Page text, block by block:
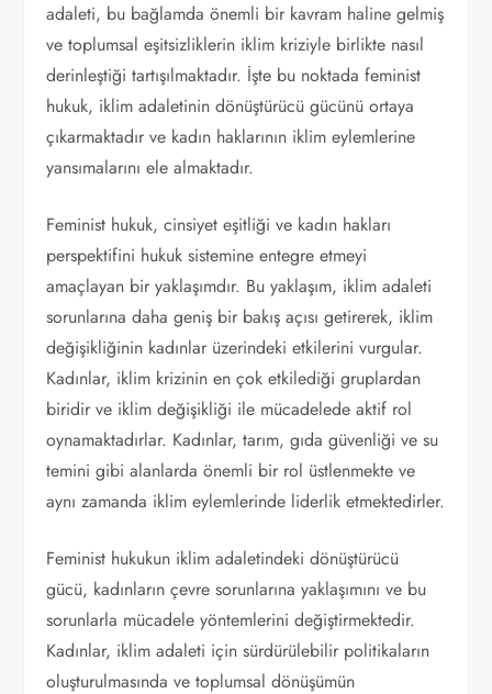
adaleti, bu bağlamda önemli bir kavram haline gelmiş
ve toplumsal eşitsizliklerin iklim kriziyle birlikte nasıl
derinleştiği tartışılmaktadır. İşte bu noktada feminist
hukuk, iklim adaletinin dönüştürücü gücünü ortaya
çıkarmaktadır ve kadın haklarının iklim eylemlerine
yansımalarını ele almaktadır.
Feminist hukuk, cinsiyet eşitliği ve kadın hakları
perspektifini hukuk sistemine entegre etmeyi
amaçlayan bir yaklaşımdır. Bu yaklaşım, iklim adaleti
sorunlarına daha geniş bir bakış açısı getirerek, iklim
değişikliğinin kadınlar üzerindeki etkilerini vurgular.
Kadınlar, iklim krizinin en çok etkilediği gruplardan
biridir ve iklim değişikliği ile mücadelede aktif rol
oynamaktadırlar. Kadınlar, tarım, gıda güvenliği ve su
temini gibi alanlarda önemli bir rol üstlenmekte ve
aynı zamanda iklim eylemlerinde liderlik etmektedirler.
Feminist hukukun iklim adaletindeki dönüştürücü
gücü, kadınların çevre sorunlarına yaklaşımını ve bu
sorunlarla mücadele yöntemlerini değiştirmektedir.
Kadınlar, iklim adaleti için sürdürülebilir politikaların
oluşturulmasında ve toplumsal dönüşümün